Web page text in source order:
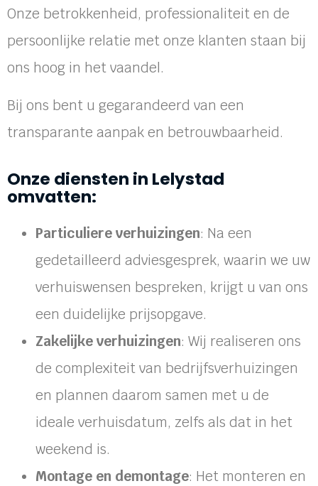
Onze betrokkenheid, professionaliteit en de
persoonlijke relatie met onze klanten staan bij
ons hoog in het vaandel.
Bij ons bent u gegarandeerd van een
transparante aanpak en betrouwbaarheid.
Onze diensten in Lelystad
omvatten:
Particuliere verhuizingen: Na een
gedetailleerd adviesgesprek, waarin we uw
verhuiswensen bespreken, krijgt u van ons
een duidelijke prijsopgave.
Zakelijke verhuizingen: Wij realiseren ons
de complexiteit van bedrijfsverhuizingen
en plannen daarom samen met u de
ideale verhuisdatum, zelfs als dat in het
weekend is.
Montage en demontage: Het monteren en